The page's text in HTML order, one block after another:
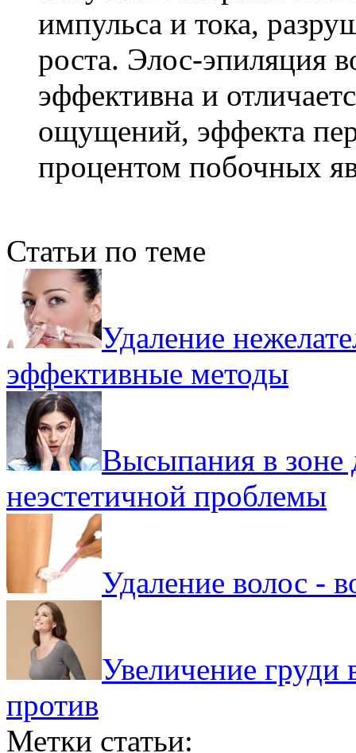
импульса и тока,
роста. Элос-эпиляция
эффективна и
ощущений, эффекта
процентом побочных
Статьи по теме
Удаление
эффективные методы
Высыпания в зоне
неэстетичной проблемы
Удаление волос -
Увеличение груди
против
Метки статьи: